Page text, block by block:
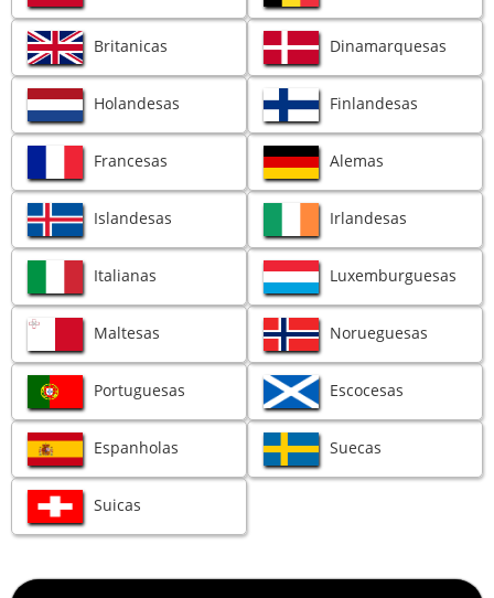
Britanicas Dinamarquesas
Holandesas Finlandesas
Francesas Alemas
Islandesas Irlandesas
Italianas Luxemburguesas
Maltesas Norueguesas
Portuguesas Escocesas
Espanholas Suecas
Suicas